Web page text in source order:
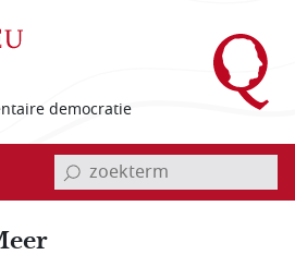
democratie
invoerveld zoekterm